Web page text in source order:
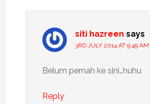
siti hazreen says
3RD JULY 2014 AT 9:49 AM
Belum pernah ke sini…huhu
Reply